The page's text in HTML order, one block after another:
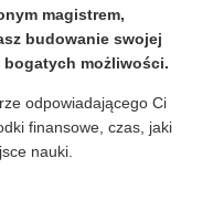
magistrem,
budowanie swojej
bogatych możliwości.
odpowiadającego Ci
finansowe, czas, jaki
nauki.